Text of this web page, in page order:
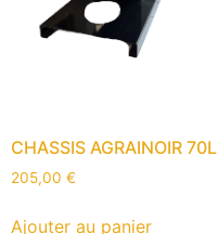
CHASSIS AGRAINOIR 70L
205,00 €
Ajouter au panier